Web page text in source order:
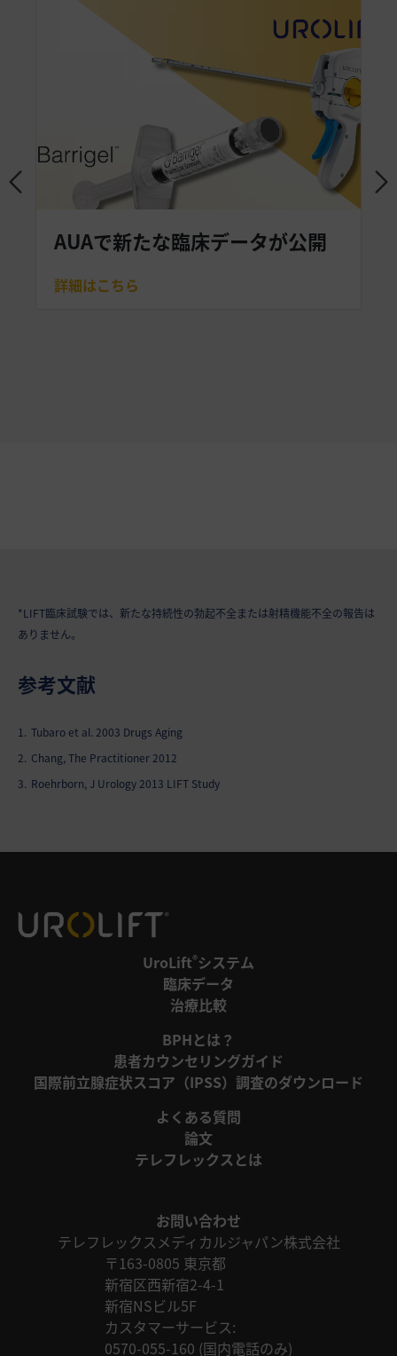
AUAで新たな臨床データが公開
詳細はこちら
*LIFT臨床試験では、新たな持続性の勃起不全または射精機能不全の報告は
ありません。
参考文献
1. Tubaro et al. 2003 Drugs Aging
2. Chang, The Practitioner 2012
3. Roehrborn, J Urology 2013 LIFT Study
UroLift®システム
臨床データ
治療比較
BPHとは？
患者カウンセリングガイド
国際前立腺症状スコア（IPSS）調査のダウンロード
よくある質問
論文
テレフレックスとは
お問い合わせ
テレフレックスメディカルジャパン株式会社
〒163-0805 東京都
新宿区西新宿2-4-1
新宿NSビル5F
カスタマーサービス:
0570-055-160 (国内電話のみ)